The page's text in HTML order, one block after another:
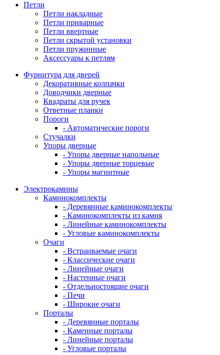
Петли
Петли накладные
Петли приварные
Петли ввертные
Петли скрытой установки
Петли пружинные
Аксессуары к петлям
Фурнитура для дверей
Декоративные колпачки
Доводчики дверные
Квадраты для ручек
Ответные планки
Пороги
- Автоматические пороги
Стучалки
Упоры дверные
- Упоры дверные напольные
- Упоры дверные торцевые
- Упоры магнитные
Электрокамины
Каминокомплекты
- Деревянные каминокомплекты
- Каминокомплекты из камня
- Линейные каминокомплекты
- Угловые каминокомплекты
Очаги
- Встраиваемые очаги
- Классические очаги
- Линейные очаги
- Настенные очаги
- Отдельностоящие очаги
- Печи
- Широкие очаги
Порталы
- Деревянные порталы
- Каменные порталы
- Линейные порталы
- Угловые порталы